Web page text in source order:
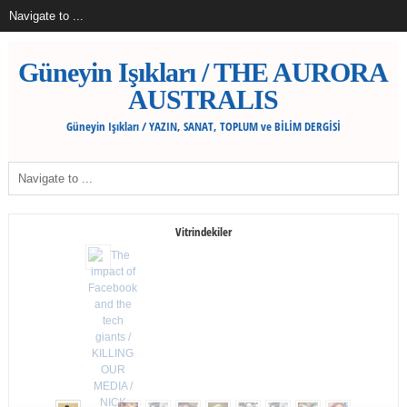
Güneyin Işıkları / THE AURORA
AUSTRALIS
Güneyin Işıkları / YAZIN, SANAT, TOPLUM ve BİLİM DERGİSİ
Vitrindekiler